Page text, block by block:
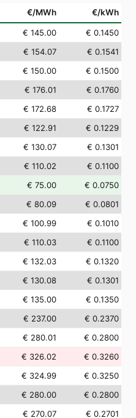
€/MWh €/kWh
€ 145.00
€ 0.1450
€ 154.07
€ 0.1541
€ 150.00
€ 0.1500
€ 176.01
€ 0.1760
€ 172.68
€ 0.1727
€ 122.91
€ 0.1229
€ 130.07
€ 0.1301
€ 110.02
€ 0.1100
€ 75.00
€ 0.0750
€ 80.09
€ 0.0801
€ 100.99
€ 0.1010
€ 110.03
€ 0.1100
€ 132.03
€ 0.1320
€ 130.08
€ 0.1301
€ 135.00
€ 0.1350
€ 237.00
€ 0.2370
€ 280.01
€ 0.2800
€ 326.02
€ 0.3260
€ 324.99
€ 0.3250
€ 280.00
€ 0.2800
€ 270.07
€ 0.2701